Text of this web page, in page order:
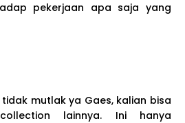
pekerjaan apa saja yang
mutlak ya Gaes, kalian bisa
lainnya. Ini hanya